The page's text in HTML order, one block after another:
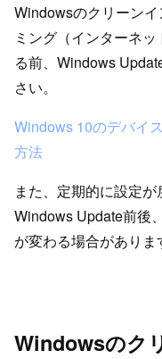
Windowsのクリーン
ミング（インターネ
る前、Windows
さい。
Windows 10のデバイ
方法
また、定期的に設定が
Windows Update前後
が変わる場合がありま
Windowsのク